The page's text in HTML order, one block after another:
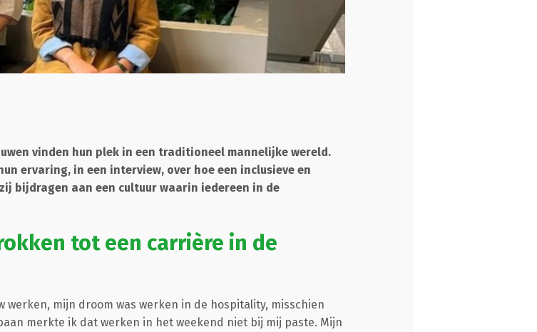
vinden hun plek in een traditioneel mannelijke wereld.
ervaring, in een interview, over hoe een inclusieve en
bijdragen aan een cultuur waarin iedereen in de
tot een carrière in de
werken, mijn droom was werken in de hospitality, misschien
merkte ik dat werken in het weekend niet bij mij paste. Mijn